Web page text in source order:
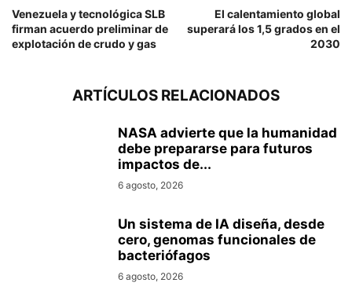
Venezuela y tecnológica SLB
firman acuerdo preliminar de
explotación de crudo y gas
El calentamiento global
superará los 1,5 grados en el
2030
ARTÍCULOS RELACIONADOS
NASA advierte que la humanidad
debe prepararse para futuros
impactos de...
6 agosto, 2026
Un sistema de IA diseña, desde
cero, genomas funcionales de
bacteriófagos
6 agosto, 2026